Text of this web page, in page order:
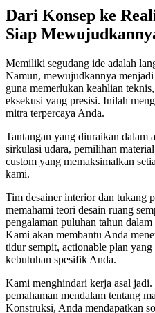
Dari Konsep ke
Siap
Memiliki segudang ide adalah
Namun, mewujudkannya
guna memerlukan keahlian
eksekusi yang presisi. Inilah
mitra terpercaya Anda.
Tantangan yang diuraikan
sirkulasi udara, pemilihan
custom yang memaksimalkan
kami.
Tim desainer interior dan tukang
memahami teori desain ruang
pengalaman puluhan tahun
Kami akan membantu Anda
tidur sempit, actionable plan yang
kebutuhan spesifik Anda.
Kami menghindari kerja asal
pemahaman mendalam tentang
Konstruksi, Anda mendapatkan